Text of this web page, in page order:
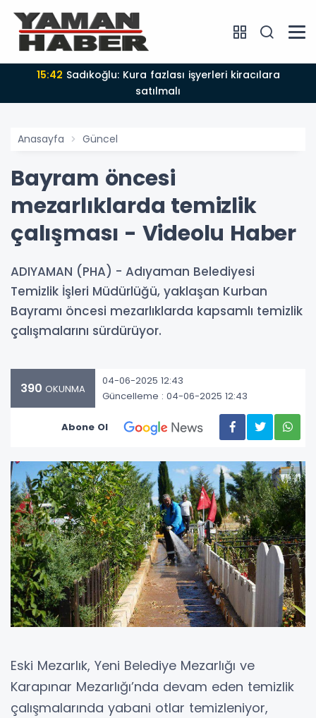
15:42
satılmalı
Anasayfa Güncel
Bayram öncesi
mezarlıklarda temizlik
çalışması - Videolu Haber
ADIYAMAN (PHA) - Adıyaman Belediyesi
Temizlik İşleri Müdürlüğü, yaklaşan Kurban
Bayramı öncesi mezarlıklarda kapsamlı temizlik
çalışmalarını sürdürüyor.
390 OKUNMA
04-06-2025 12:43
Güncelleme : 04-06-2025 12:43
Abone Ol
Eski Mezarlık, Yeni Belediye Mezarlığı ve
Karapınar Mezarlığı’nda devam eden temizlik
çalışmalarında yabani otlar temizleniyor,